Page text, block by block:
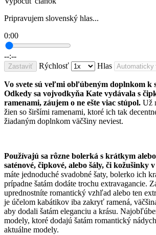
Pripravujem slovenský hlas...
0:00
--:--
Zastaviť Rýchlosť Hlas
Vo svete sú veľmi obľúbeným doplnkom k
Odkedy sa vojvodkyňa Kate vydávala s
ramenami, záujem o ne ešte viac stúpol. Už
žien so širšími ramenami, ktoré ich tak
žiadaným doplnkom väčšiny neviest.
Používajú sa rôzne bolerká s krátkym
saténové, čipkové, alebo šály, či kožušinky
máte jednoduché svadobné šaty, bolerko ich
prípadne šatám dodáte trochu extravagancie.
uprednostníte romantický vzhľad alebo ten
je účelom kabátikov iba zakryť ramená,
aby dodali šatám eleganciu a krásu.
modely, ktoré dodajú šatám romantický
aktuálne modely.